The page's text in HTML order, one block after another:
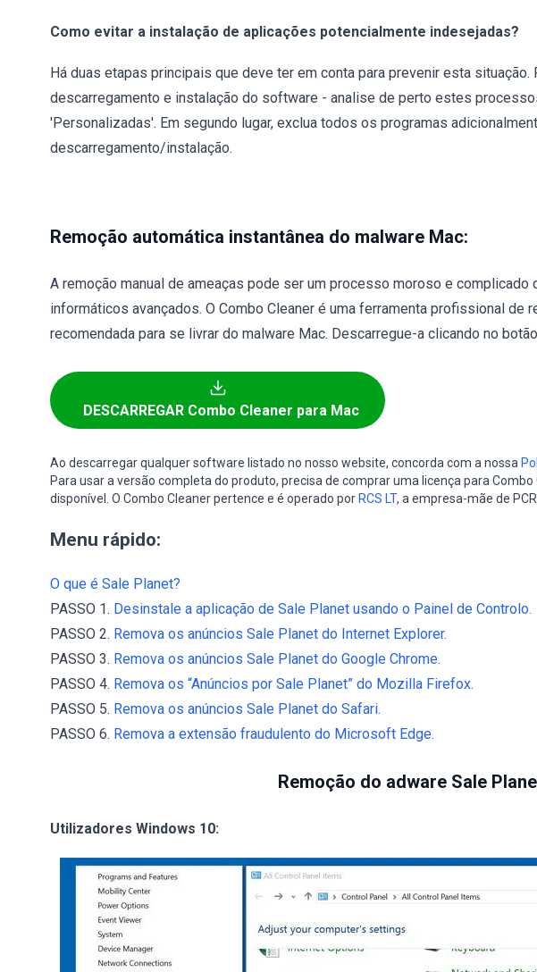
Como evitar a instalação de aplicações potencialmente indesejadas?
Há duas etapas principais que deve ter em conta para prevenir esta situação.
descarregamento e instalação do software - analise de perto estes
'Personalizadas'. Em segundo lugar, exclua todos os programas
descarregamento/instalação.
Remoção automática instantânea do malware Mac:
A remoção manual de ameaças pode ser um processo moroso e complicado
informáticos avançados. O Combo Cleaner é uma ferramenta profissional de
recomendada para se livrar do malware Mac. Descarregue-a clicando no
DESCARREGAR Combo Cleaner para Mac
Ao descarregar qualquer software listado no nosso website, concorda com a nossa
Para usar a versão completa do produto, precisa de comprar uma licença para
disponível. O Combo Cleaner pertence e é operado por RCS LT, a empresa-mãe de
Menu rápido:
O que é Sale Planet?
PASSO 1. Desinstale a aplicação de Sale Planet usando o Painel de Controlo.
PASSO 2. Remova os anúncios Sale Planet do Internet Explorer.
PASSO 3. Remova os anúncios Sale Planet do Google Chrome.
PASSO 4. Remova os “Anúncios por Sale Planet” do Mozilla Firefox.
PASSO 5. Remova os anúncios Sale Planet do Safari.
PASSO 6. Remova a extensão fraudulento do Microsoft Edge.
Remoção do adware Sale
Utilizadores Windows 10: